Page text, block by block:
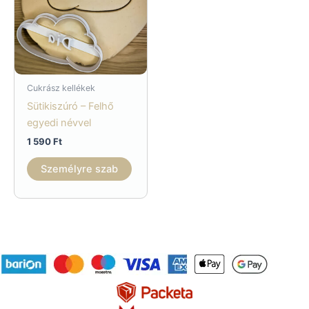
Cukrász kellékek
Sütikiszúró – Felhő
egyedi névvel
1 590Ft
Személyre szab